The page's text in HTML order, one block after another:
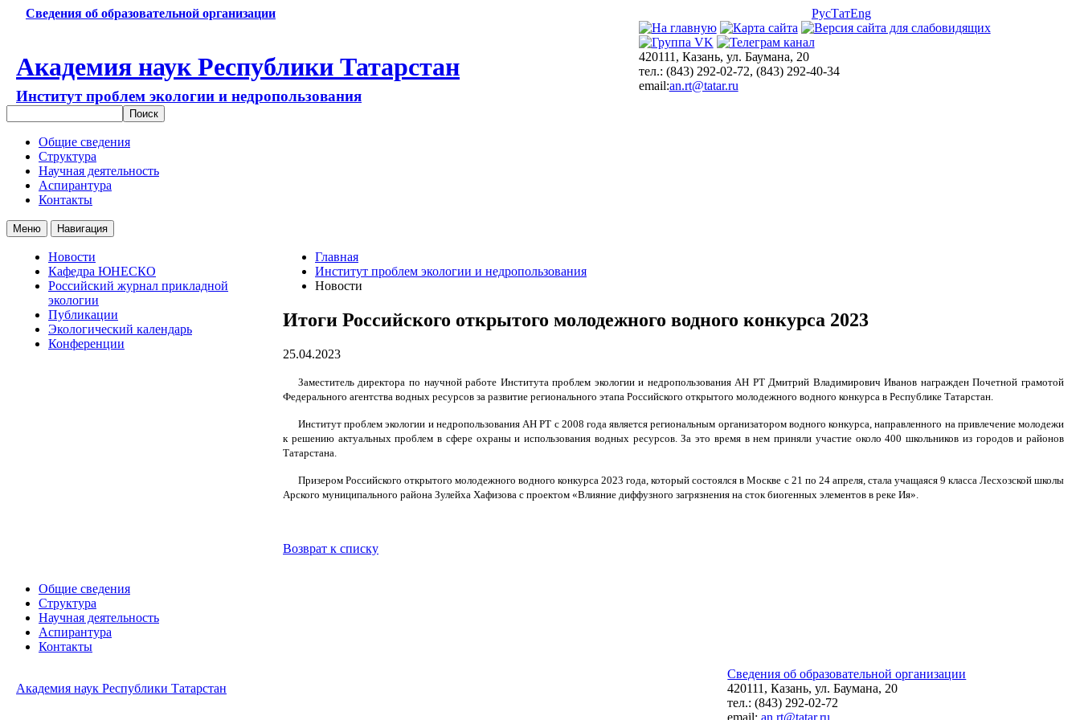
Сведения об образовательной организации РусТатEng
Академия наук Республики Татарстан
Институт проблем экологии и недропользования
420111, Казань, ул. Баумана, 20
тел.: (843) 292-02-72, (843) 292-40-34
email:an.rt@tatar.ru
Общие сведения
Структура
Научная деятельность
Аспирантура
Контакты
Меню Навигация
Новости
Кафедра ЮНЕСКО
Российский журнал прикладной
экологии
Публикации
Экологический календарь
Конференции
Главная
Институт проблем экологии и недропользования
Новости
Итоги Российского открытого молодежного водного конкурса 2023
25.04.2023
Заместитель директора по научной работе Института проблем экологии и недропользования АН РТ Дмитрий Владимирович Иванов награжден Почетной грамотой
Федерального агентства водных ресурсов за развитие регионального этапа Российского открытого молодежного водного конкурса в Республике Татарстан.
Институт проблем экологии и недропользования АН РТ с 2008 года является региональным организатором водного конкурса, направленного на привлечение молодежи
к решению актуальных проблем в сфере охраны и использования водных ресурсов. За это время в нем приняли участие около 400 школьников из городов и районов
Татарстана.
Призером Российского открытого молодежного водного конкурса 2023 года, который состоялся в Москве с 21 по 24 апреля, стала учащаяся 9 класса Лесхозской школы
Арского муниципального района Зулейха Хафизова с проектом «Влияние диффузного загрязнения на сток биогенных элементов в реке Ия».
Возврат к списку
Общие сведения
Структура
Научная деятельность
Аспирантура
Контакты
Академия наук Республики Татарстан
Сведения об образовательной организации
420111, Казань, ул. Баумана, 20
тел.: (843) 292-02-72
email:an.rt@tatar.ru